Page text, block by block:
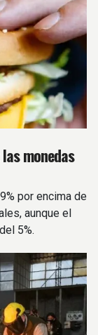
monedas
por encima de
aunque el
5%.